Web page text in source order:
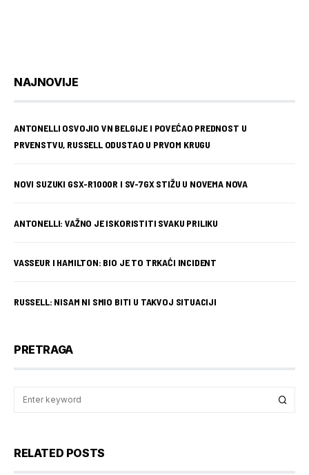
NAJNOVIJE
ANTONELLI OSVOJIO VN BELGIJE I POVEĆAO PREDNOST U
PRVENSTVU, RUSSELL ODUSTAO U PRVOM KRUGU
NOVI SUZUKI GSX-R1000R I SV-7GX STIŽU U NOVEMA NOVA
ANTONELLI: VAŽNO JE ISKORISTITI SVAKU PRILIKU
VASSEUR I HAMILTON: BIO JE TO TRKAĆI INCIDENT
RUSSELL: NISAM NI SMIO BITI U TAKVOJ SITUACIJI
PRETRAGA
RELATED POSTS